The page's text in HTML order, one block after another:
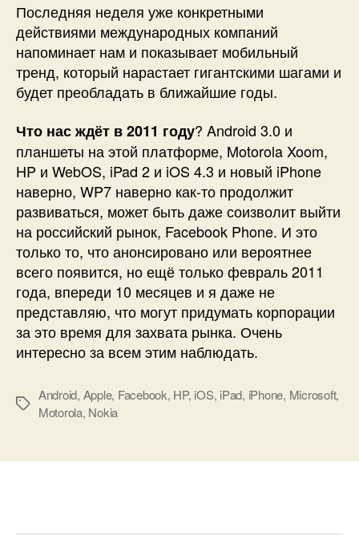
Последняя неделя уже конкретными
действиями международных компаний
напоминает нам и показывает мобильный
тренд, который нарастает гигантскими шагами и
будет преобладать в ближайшие годы.
Что нас ждёт в 2011 году? Android 3.0 и
планшеты на этой платформе, Motorola Xoom,
HP и WebOS, iPad 2 и iOS 4.3 и новый iPhone
наверно, WP7 наверно как-то продолжит
развиваться, может быть даже соизволит выйти
на российский рынок, Facebook Phone. И это
только то, что анонсировано или вероятнее
всего появится, но ещё только февраль 2011
года, впереди 10 месяцев и я даже не
представляю, что могут придумать корпорации
за это время для захвата рынка. Очень
интересно за всем этим наблюдать.
Метки
Android, Apple, Facebook, HP, iOS, iPad, iPhone, Microsoft,
Motorola, Nokia